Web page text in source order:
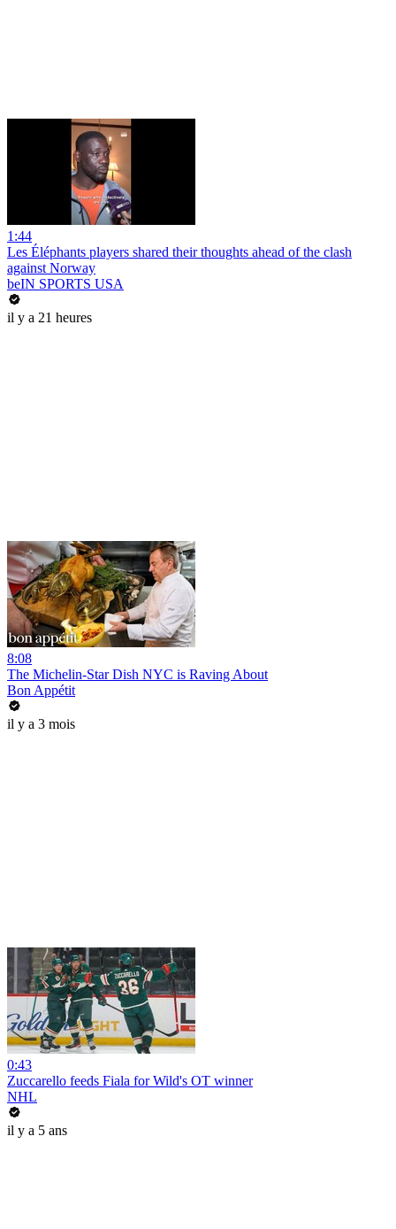
1:44
Les Éléphants players shared their thoughts ahead of the clash
against Norway
beIN SPORTS USA
il y a 21 heures
8:08
The Michelin-Star Dish NYC is Raving About
Bon Appétit
il y a 3 mois
0:43
Zuccarello feeds Fiala for Wild's OT winner
NHL
il y a 5 ans